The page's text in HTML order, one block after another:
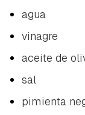
agua
vinagre
aceite de
sal
pimienta